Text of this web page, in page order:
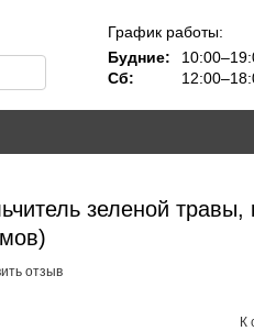
График работы:
Будние:
Сб:
зеленой травы,
отзыв
К